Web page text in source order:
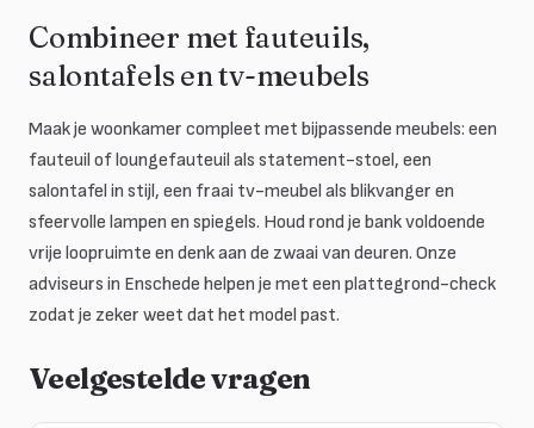
Combineer met fauteuils,
salontafels en tv-meubels
Maak je woonkamer compleet met bijpassende meubels: een
fauteuil of loungefauteuil als statement-stoel, een
salontafel in stijl, een fraai tv-meubel als blikvanger en
sfeervolle lampen en spiegels. Houd rond je bank voldoende
vrije loopruimte en denk aan de zwaai van deuren. Onze
adviseurs in Enschede helpen je met een plattegrond-check
zodat je zeker weet dat het model past.
Veelgestelde vragen